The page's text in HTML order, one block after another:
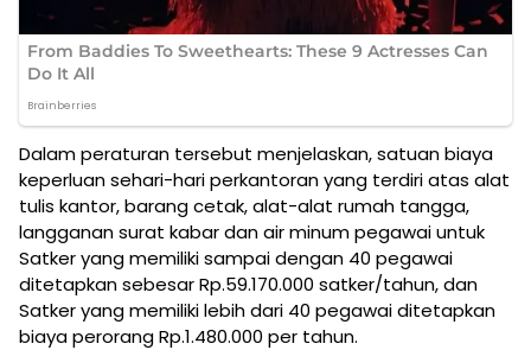
Dalam peraturan tersebut menjelaskan, satuan biaya
keperluan sehari-hari perkantoran yang terdiri atas alat
tulis kantor, barang cetak, alat-alat rumah tangga,
langganan surat kabar dan air minum pegawai untuk
Satker yang memiliki sampai dengan 40 pegawai
ditetapkan sebesar Rp.59.170.000 satker/tahun, dan
Satker yang memiliki lebih dari 40 pegawai ditetapkan
biaya perorang Rp.1.480.000 per tahun.